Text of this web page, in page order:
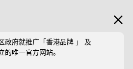
政府就推广「香港品牌 」 及
的唯一官方网站。